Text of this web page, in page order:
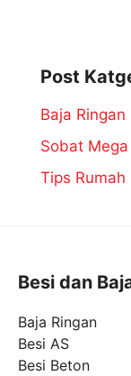
Post
Baja Ringan
Sobat Mega
Tips Rumah
Besi dan
Baja Ringan
Besi AS
Besi Beton